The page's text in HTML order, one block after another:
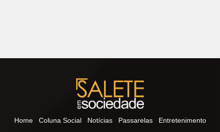
Home Coluna Social Notícias Passarelas Entretenimento